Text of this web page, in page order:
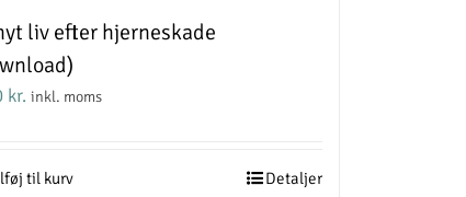
liv efter hjerneskade
kr. inkl. moms
til kurv Detaljer